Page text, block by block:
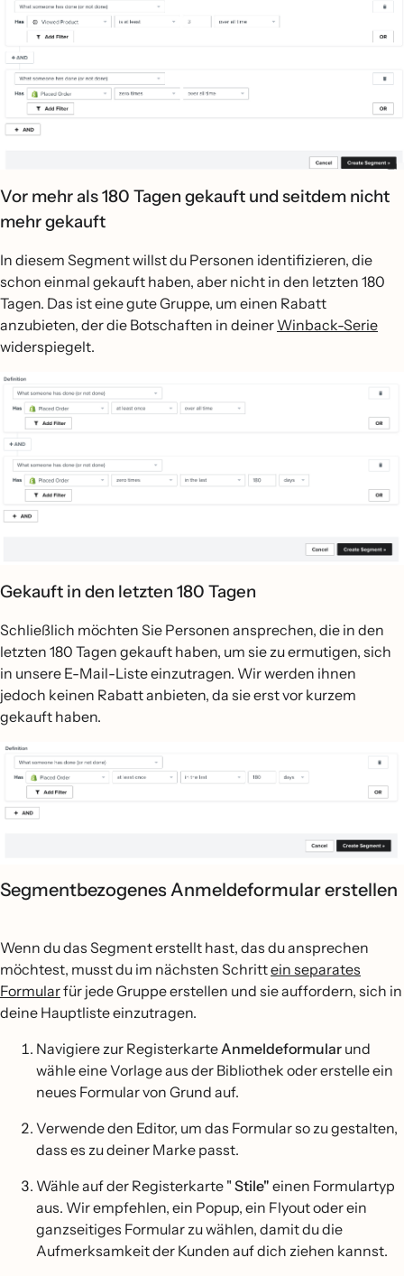
Vor mehr als 180 Tagen gekauft und seitdem nicht
mehr gekauft
In diesem Segment willst du Personen identifizieren, die
schon einmal gekauft haben, aber nicht in den letzten 180
Tagen. Das ist eine gute Gruppe, um einen Rabatt
anzubieten, der die Botschaften in deiner Winback-Serie
widerspiegelt.
Gekauft in den letzten 180 Tagen
Schließlich möchten Sie Personen ansprechen, die in den
letzten 180 Tagen gekauft haben, um sie zu ermutigen, sich
in unsere E-Mail-Liste einzutragen. Wir werden ihnen
jedoch keinen Rabatt anbieten, da sie erst vor kurzem
gekauft haben.
Segmentbezogenes Anmeldeformular erstellen
Wenn du das Segment erstellt hast, das du ansprechen
möchtest, musst du im nächsten Schrittein separates
Formularfür jede Gruppe erstellen und sie auffordern, sich in
deine Hauptliste einzutragen.
Navigiere zur Registerkarte Anmeldeformular und
wähle eine Vorlage aus der Bibliothek oder erstelle ein
neues Formular von Grund auf.
Verwende den Editor, um das Formular so zu gestalten,
dass es zu deiner Marke passt.
Wähle auf der Registerkarte " Stile" einen Formulartyp
aus. Wir empfehlen, ein Popup, ein Flyout oder ein
ganzseitiges Formular zu wählen, damit du die
Aufmerksamkeit der Kunden auf dich ziehen kannst.